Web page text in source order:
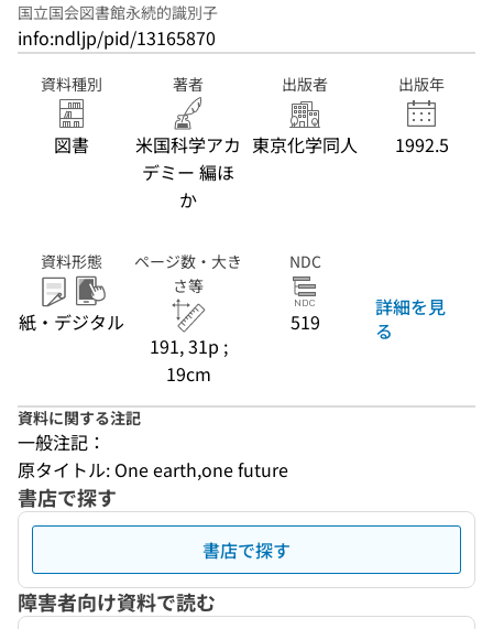
国立国会図書館永続的識別子
info:ndljp/pid/13165870
資料種別
図書
著者
米国科学アカ
デミー 編ほ
か
出版者
東京化学同人
出版年
1992.5
資料形態
紙・デジタル
ページ数・大き
さ等
191, 31p ;
19cm
NDC
519
詳細を見
る
資料に関する注記
一般注記：
原タイトル: One earth,one future
書店で探す
書店で探す
障害者向け資料で読む